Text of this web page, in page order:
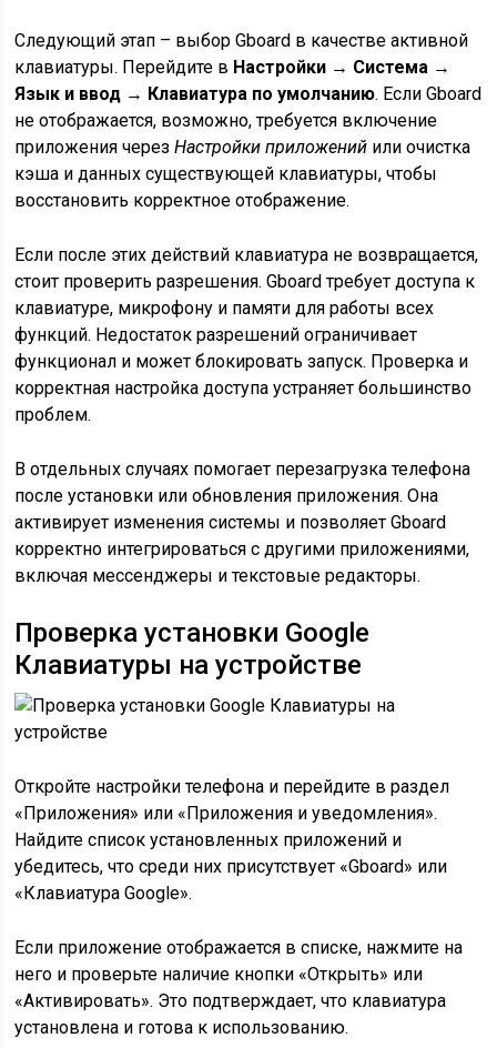
Следующий этап – выбор Gboard в качестве активной
клавиатуры. Перейдите в Настройки → Система →
Язык и ввод → Клавиатура по умолчанию. Если Gboard
не отображается, возможно, требуется включение
приложения черезНастройки приложений или очистка
кэша и данных существующей клавиатуры, чтобы
восстановить корректное отображение.
Если после этих действий клавиатура не возвращается,
стоит проверить разрешения. Gboard требует доступа к
клавиатуре, микрофону и памяти для работы всех
функций. Недостаток разрешений ограничивает
функционал и может блокировать запуск. Проверка и
корректная настройка доступа устраняет большинство
проблем.
В отдельных случаях помогает перезагрузка телефона
после установки или обновления приложения. Она
активирует изменения системы и позволяет Gboard
корректно интегрироваться с другими приложениями,
включая мессенджеры и текстовые редакторы.
Проверка установки Google
Клавиатуры на устройстве
Откройте настройки телефона и перейдите в раздел
«Приложения» или «Приложения и уведомления».
Найдите список установленных приложений и
убедитесь, что среди них присутствует «Gboard» или
«Клавиатура Google».
Если приложение отображается в списке, нажмите на
него и проверьте наличие кнопки «Открыть» или
«Активировать». Это подтверждает, что клавиатура
установлена и готова к использованию.